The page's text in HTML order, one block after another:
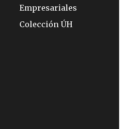
Empresariales
Colección ÚH